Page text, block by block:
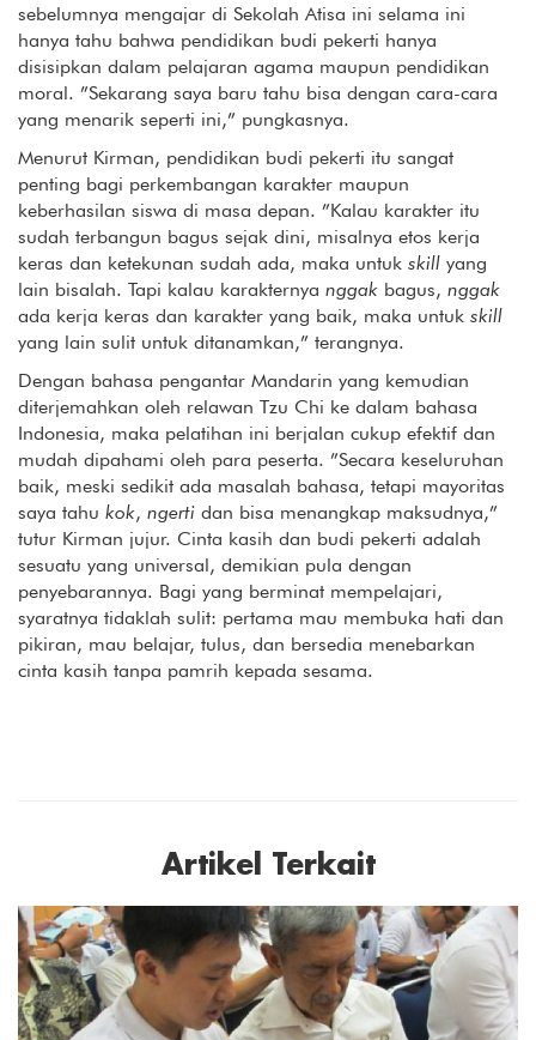
sebelumnya mengajar di Sekolah Atisa ini selama ini
hanya tahu bahwa pendidikan budi pekerti hanya
disisipkan dalam pelajaran agama maupun pendidikan
moral. ”Sekarang saya baru tahu bisa dengan cara-cara
yang menarik seperti ini,” pungkasnya.
Menurut Kirman, pendidikan budi pekerti itu sangat
penting bagi perkembangan karakter maupun
keberhasilan siswa di masa depan. ”Kalau karakter itu
sudah terbangun bagus sejak dini, misalnya etos kerja
keras dan ketekunan sudah ada, maka untuk skill yang
lain bisalah. Tapi kalau karakternya nggak bagus, nggak
ada kerja keras dan karakter yang baik, maka untuk skill
yang lain sulit untuk ditanamkan,” terangnya.
Dengan bahasa pengantar Mandarin yang kemudian
diterjemahkan oleh relawan Tzu Chi ke dalam bahasa
Indonesia, maka pelatihan ini berjalan cukup efektif dan
mudah dipahami oleh para peserta. ”Secara keseluruhan
baik, meski sedikit ada masalah bahasa, tetapi mayoritas
saya tahu kok, ngerti dan bisa menangkap maksudnya,”
tutur Kirman jujur. Cinta kasih dan budi pekerti adalah
sesuatu yang universal, demikian pula dengan
penyebarannya. Bagi yang berminat mempelajari,
syaratnya tidaklah sulit: pertama mau membuka hati dan
pikiran, mau belajar, tulus, dan bersedia menebarkan
cinta kasih tanpa pamrih kepada sesama.
Artikel Terkait